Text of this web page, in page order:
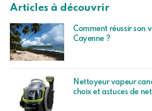
Articles à découvrir
Comment réussir son
Cayenne ?
Nettoyeur vapeur
choix et astuces de